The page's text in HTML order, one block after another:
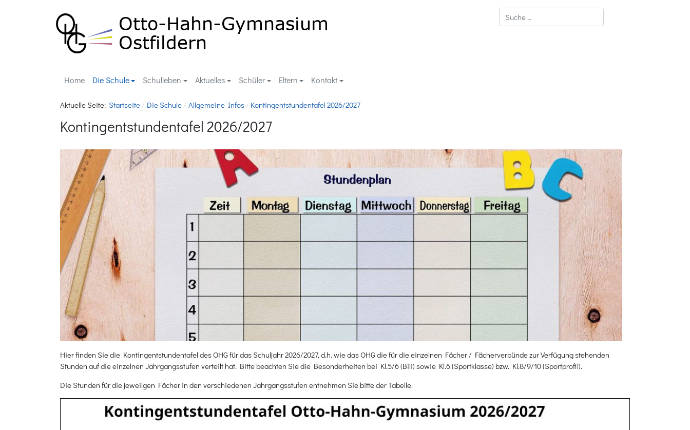
Suchen
Home Die Schule Schulleben Aktuelles Schüler Eltern Kontakt
Aktuelle Seite: Startseite Die Schule Allgemeine Infos Kontingentstundentafel 2026/2027
Kontingentstundentafel 2026/2027
Hier finden Sie die Kontingentstundentafel des OHG für das Schuljahr 2026/2027, d.h. wie das OHG die für die einzelnen Fächer / Fächerverbünde zur Verfügung stehenden
Stunden auf die einzelnen Jahrgangsstufen verteilt hat. Bitte beachten Sie die Besonderheiten bei Kl.5/6 (Bili) sowie Kl.6 (Sportklasse) bzw. Kl.8/9/10 (Sportprofil).
Die Stunden für die jeweilgen Fächer in den verschiedenen Jahrgangsstufen entnehmen Sie bitte der Tabelle.